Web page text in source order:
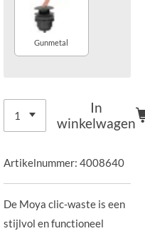
Gunmetal
In
winkelwagen
Artikelnummer: 4008640
De Moya clic-waste is een
stijlvol en functioneel